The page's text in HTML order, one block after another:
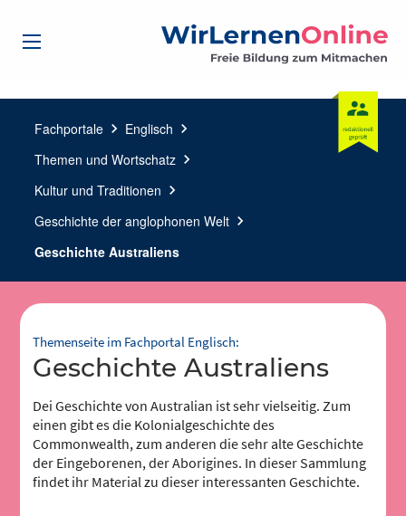
Fachportale chevron_right Englisch chevron_right
Themen und Wortschatz chevron_right
Kultur und Traditionen chevron_right
Geschichte der anglophonen Welt chevron_right
Geschichte Australiens
Themenseite im Fachportal Englisch:
Geschichte Australiens
Dei Geschichte von Australian ist sehr vielseitig. Zum
einen gibt es die Kolonialgeschichte des
Commonwealth, zum anderen die sehr alte Geschichte
der Eingeborenen, der Aborigines. In dieser Sammlung
findet ihr Material zu dieser interessanten Geschichte.